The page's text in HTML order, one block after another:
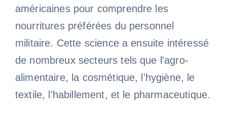
américaines pour comprendre les
nourritures préférées du personnel
militaire. Cette science a ensuite intéressé
de nombreux secteurs tels que l'agro-
alimentaire, la cosmétique, l'hygiène, le
textile, l'habillement, et le pharmaceutique.